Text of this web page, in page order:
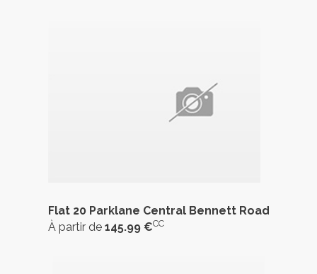
Flat 20 Parklane Central Bennett Road
À partir de 145.99 €CC